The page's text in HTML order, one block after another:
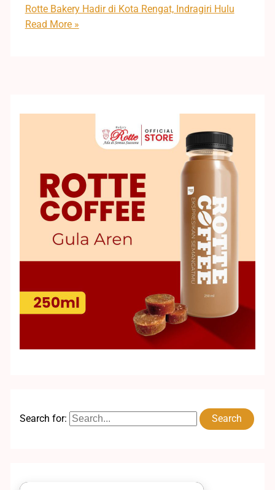
Rotte Bakery Hadir di Kota Rengat, Indragiri Hulu
Read More »
Search for: